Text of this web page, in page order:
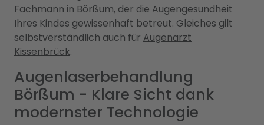
Fachmann in Börßum, der die Augengesundheit
Ihres Kindes gewissenhaft betreut. Gleiches gilt
selbstverständlich auch für Augenarzt
Kissenbrück.
Augenlaserbehandlung
Börßum - Klare Sicht dank
modernster Technologie